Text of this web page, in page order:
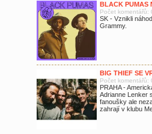
BLACK PUMAS
Počet komentářů:
SK - Vznikli
Grammy.
BIG THIEF SE
Počet komentářů:
PRAHA -
Adrianne Lenker
fanoušky ale
zahrají v klubu